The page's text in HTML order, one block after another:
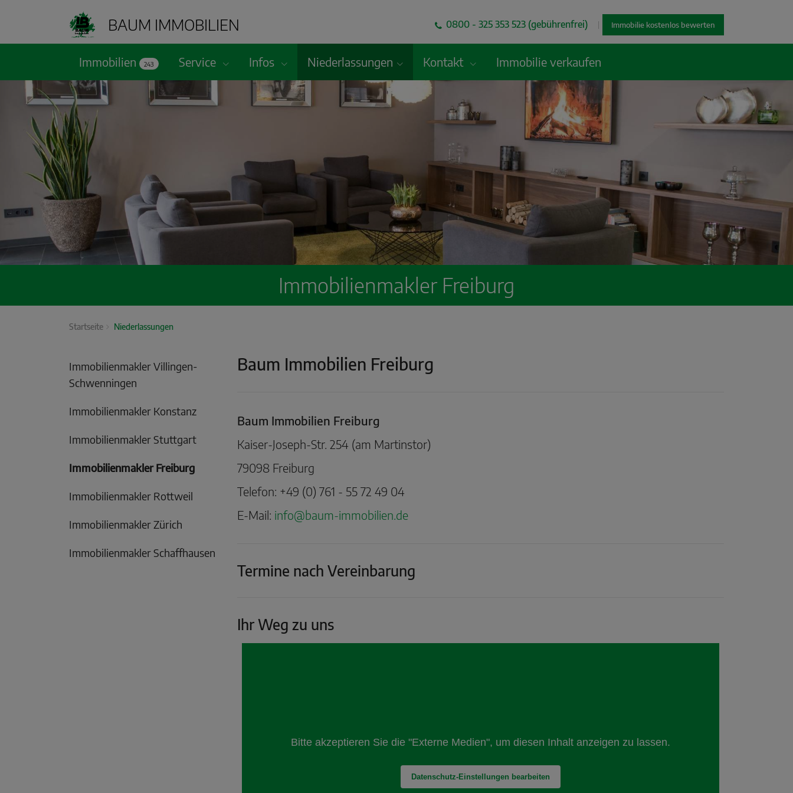
BAUM IMMOBILIEN 0800 - 325 353 523 (gebührenfrei) | Immobilie kostenlos bewerten
Immobilien 243 Service Infos Niederlassungen Kontakt Immobilie verkaufen
Immobilienmakler Freiburg
Startseite Niederlassungen
Immobilienmakler Villingen-
Schwenningen
Immobilienmakler Konstanz
Immobilienmakler Stuttgart
Immobilienmakler Freiburg
Immobilienmakler Rottweil
Immobilienmakler Zürich
Immobilienmakler Schaffhausen
Baum Immobilien Freiburg
Baum Immobilien Freiburg
Kaiser-Joseph-Str. 254 (am Martinstor)
79098 Freiburg
Telefon: +49 (0) 761 - 55 72 49 04
E-Mail: info@baum-immobilien.de
Termine nach Vereinbarung
Ihr Weg zu uns